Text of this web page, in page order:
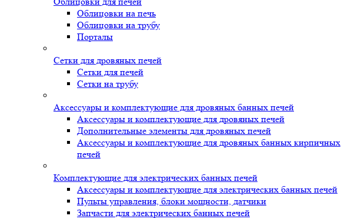
Облицовки на печь
Облицовки на трубу
Порталы
Сетки для дровяных печей
Сетки для печей
Сетки на трубу
Аксессуары и комплектующие для дровяных банных печей
Аксессуары и комплектующие для дровяных печей
Дополнительные элементы для дровяных печей
Аксессуары и комплектующие для дровяных банных кирпичных
печей
Комплектующие для электрических банных печей
Аксессуары и комплектующие для электрических банных печей
Пульты управления, блоки мощности, датчики
Запчасти для электрических банных печей